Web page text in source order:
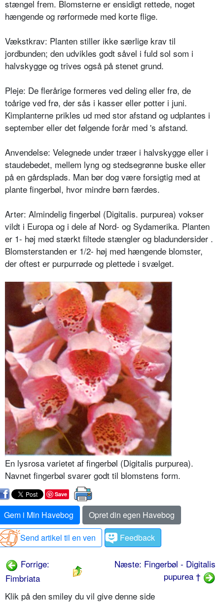
stængel frem. Blomsterne er ensidigt rettede, noget
hængende og rørformede med korte flige.
Vækstkrav: Planten stiller ikke særlige krav til
jordbunden; den udvikles godt såvel i fuld sol som i
halvskygge og trives også på stenet grund.
Pleje: De flerårige formeres ved deling eller frø, de
toårige ved frø, der sås i kasser eller potter i juni.
Kimplanterne prikles ud med stor afstand og udplan­tes i
september eller det følgende forår med 's afstand.
Anvendelse: Velegnede under træer i halvskygge eller i
staudebedet, mellem lyng og stedsegrønne buske eller
på en gårdsplads. Man bør dog være forsigtig med at
plante fingerbøl, hvor mindre børn færdes.
Arter: Almindelig fingerbøl (Digitalis. purpurea) vokser
vildt i Europa og i dele af Nord- og Sydamerika. Planten
er 1- høj med stærkt filtede stæng­ler og bladundersider .
Blomsterstan­den er 1/2- høj med hængende blomster,
der oftest er purpurrøde og plettede i svælget.
En lysrosa varietet af fingerbøl (Digitalis purpurea).
Navnet fingerbøl svarer godt til blomstens form.
Save
Gem i Min Havebog
Opret din egen Havebog
Send artikel til en ven
Feedback
Forrige:
Fimbriata
Næste: Fingerbøl - Digitalis
pupurea †
Klik på den smiley du vil give denne side